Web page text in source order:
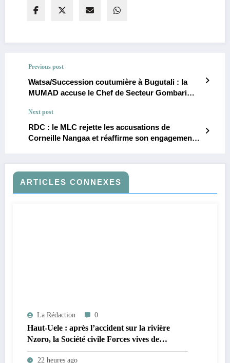
Previous post
Watsa/Succession coutumière à Bugutali : la
MUMAD accuse le Chef de Secteur Gombari
Next post
RDC : le MLC rejette les accusations de
Corneille Nangaa et réaffirme son engagement
ARTICLES CONNEXES
La Rédaction 0
Haut-Uele : après l’accident sur la rivière
Nzoro, la Société civile Forces vives de
Faradje s’indigne du retard dans la
22 heures ago